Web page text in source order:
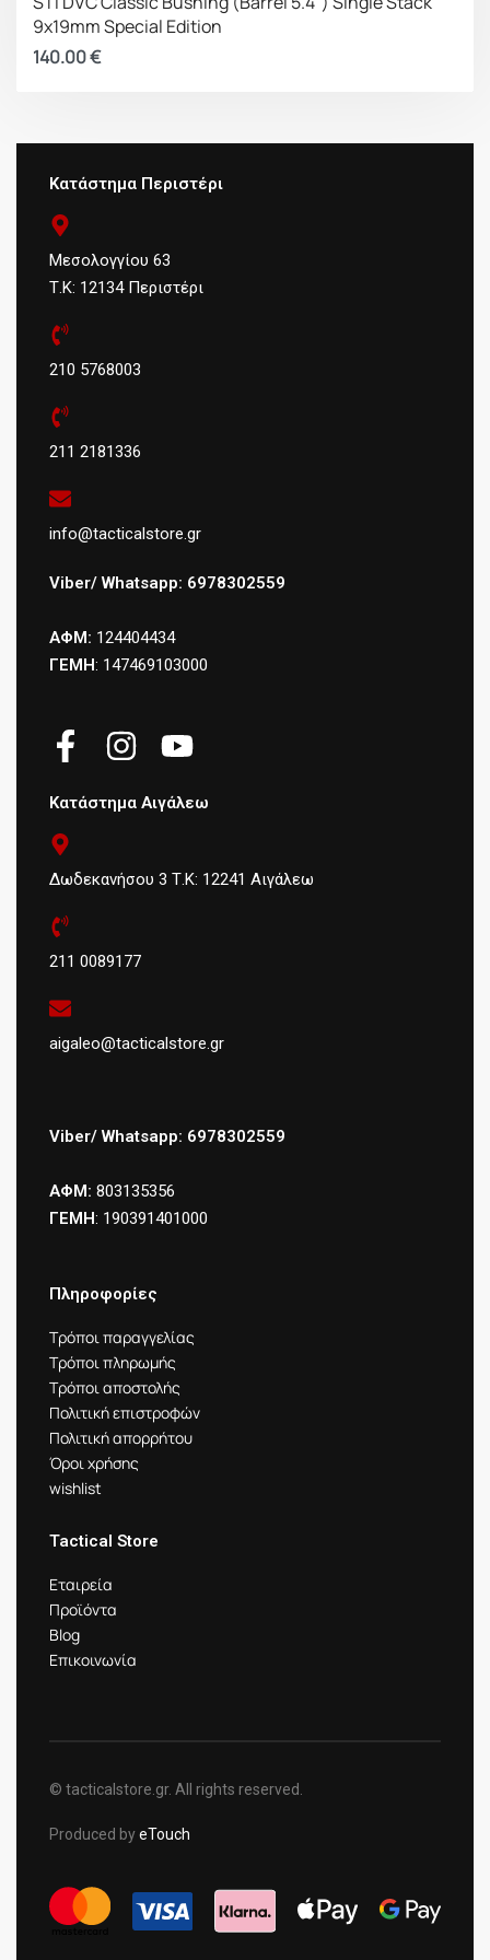
9x19mm Special Edition
140.00€
Κατάστημα Περιστέρι
Μεσολογγίου 63
Τ.Κ: 12134 Περιστέρι
210 5768003
211 2181336
info@tacticalstore.gr
Viber/ Whatsapp: 6978302559
ΑΦΜ: 124404434
ΓΕΜΗ: 147469103000
Κατάστημα Αιγάλεω
Δωδεκανήσου 3 Τ.Κ: 12241 Αιγάλεω
211 0089177
aigaleo@tacticalstore.gr
Viber/ Whatsapp: 6978302559
ΑΦΜ: 803135356
ΓΕΜΗ: 190391401000
Πληροφορίες
Τρόποι παραγγελίας
Τρόποι πληρωμής
Τρόποι αποστολής
Πολιτική επιστροφών
Πολιτική απορρήτου
Όροι χρήσης
wishlist
Tactical Store
Εταιρεία
Προϊόντα
Blog
Επικοινωνία
© tacticalstore.gr. All rights reserved.
Produced byeTouch